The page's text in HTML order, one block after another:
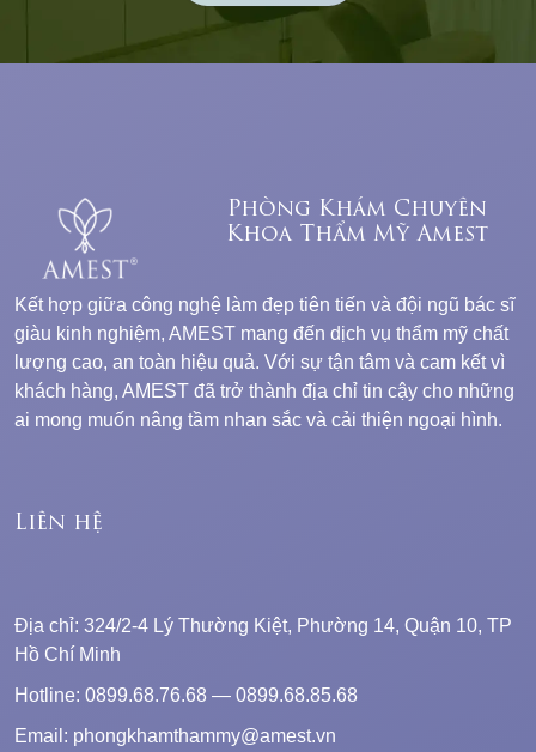
Phòng Khám Chuyên
Khoa Thẩm Mỹ Amest
Kết hợp giữa công nghệ làm đẹp tiên tiến và đội ngũ bác sĩ
giàu kinh nghiệm, AMEST mang đến dịch vụ thẩm mỹ chất
lượng cao, an toàn hiệu quả. Với sự tận tâm và cam kết vì
khách hàng, AMEST đã trở thành địa chỉ tin cậy cho những
ai mong muốn nâng tầm nhan sắc và cải thiện ngoại hình.
Liên hệ
Địa chỉ: 324/2-4 Lý Thường Kiệt, Phường 14, Quận 10, TP
Hồ Chí Minh
Hotline: 0899.68.76.68 — 0899.68.85.68
Email: phongkhamthammy@amest.vn